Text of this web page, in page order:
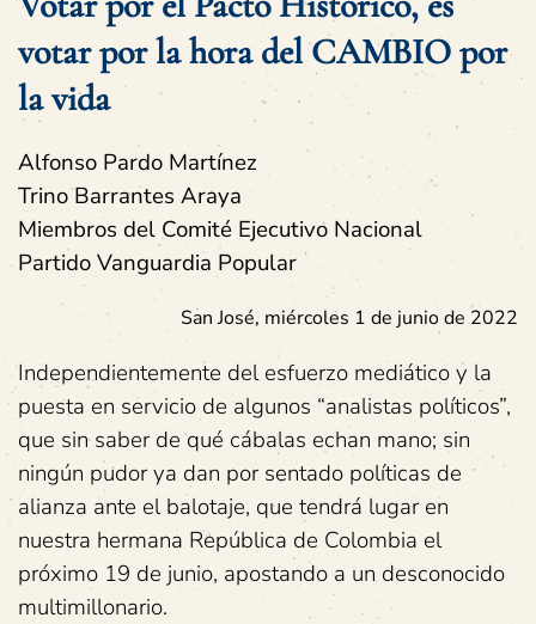
votar por la hora del CAMBIO por
la vida
Alfonso Pardo Martínez
Trino Barrantes Araya
Miembros del Comité Ejecutivo Nacional
Partido Vanguardia Popular
San José, miércoles 1 de junio de 2022
Independientemente del esfuerzo mediático y la
puesta en servicio de algunos “analistas políticos”,
que sin saber de qué cábalas echan mano; sin
ningún pudor ya dan por sentado políticas de
alianza ante el balotaje, que tendrá lugar en
nuestra hermana República de Colombia el
próximo 19 de junio, apostando a un desconocido
multimillonario.